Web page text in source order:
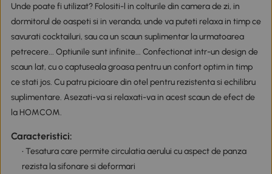
Unde poate fi utilizat? Folositi-l in colturile din camera de zi, in
dormitorul de oaspeti si in veranda, unde va puteti relaxa in timp ce
savurati cocktailuri, sau ca un scaun suplimentar la urmatoarea
petrecere... Optiunile sunt infinite... Confectionat intr-un design de
scaun lat, cu o captuseala groasa pentru un confort optim in timp
ce stati jos. Cu patru picioare din otel pentru rezistenta si echilibru
suplimentare. Asezati-va si relaxati-va in acest scaun de efect de
la HOMCOM.
Caracteristici:
• Tesatura care permite circulatia aerului cu aspect de panza
rezista la sifonare si deformari